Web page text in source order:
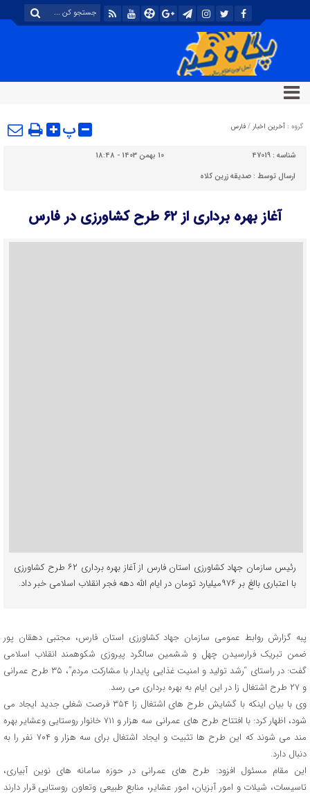
گروه : آخرین اخبار / فارس پ
شناسه : 47019
10 بهمن 1403 - 18:48
ارسال توسط : صدیقه زرین کلاه
آغاز بهره برداری از ۶۲ طرح کشاورزی در فارس
رئیس سازمان جهاد کشاورزی استان فارس از آغاز بهره برداری ۶۲ طرح کشاورزی
با اعتباری بالغ بر ۹۷۶میلیارد تومان در ایام الله دهه فجر انقلاب اسلامی خبر داد.
پبه گزارش روابط عمومی سازمان جهاد کشاورزی استان فارس، مجتبی دهقان پور
ضمن تبریک فرارسیدن چهل و ششمین سالگرد پیروزی شکوهمند انقلاب اسلامی
گفت: در راستای “رشد تولید و امنیت غذایی پایدار با مشارکت مردم”، ۳۵ طرح عمرانی
و ۲۷ طرح اشتغال زا در این ایام به بهره برداری می رسد.
وی با بیان اینکه با گشایش طرح های اشتغال زا ۳۵۴ فرصت شغلی جدید ایجاد می
شود، اظهار کرد: با افتتاح طرح های عمرانی سه هزار و ۷۱۱ خانوار روستایی وعشایر بهره
مند می شوند که این طرح ها تثبیت و ایجاد اشتغال برای سه هزار و ۷۰۴ نفر را به
دنبال دارد.
این مقام مسئول افزود: طرح های عمرانی در حوزه سامانه های نوین آبیاری،
تاسیسات، شیلات و امور آبزیان، امور عشایر، منابع طبیعی وتعاون روستایی قرار دارند